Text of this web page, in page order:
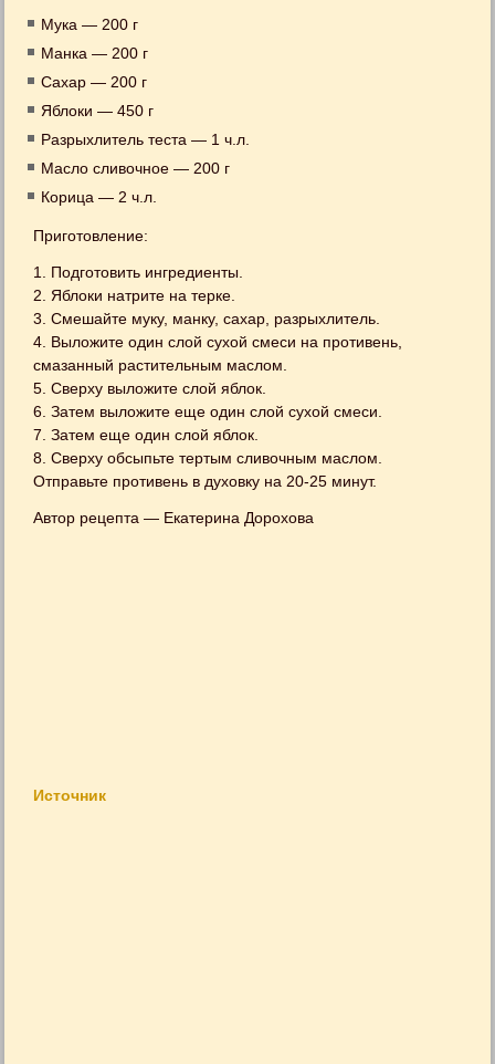
Мука — 200 г
Манка — 200 г
Сахар — 200 г
Яблоки — 450 г
Разрыхлитель теста — 1 ч.л.
Масло сливочное — 200 г
Корица — 2 ч.л.
Приготовление:
1. Подготовить ингредиенты.
2. Яблоки натрите на терке.
3. Смешайте муку, манку, сахар, разрыхлитель.
4. Выложите один слой сухой смеси на противень,
смазанный растительным маслом.
5. Сверху выложите слой яблок.
6. Затем выложите еще один слой сухой смеси.
7. Затем еще один слой яблок.
8. Сверху обсыпьте тертым сливочным маслом.
Отправьте противень в духовку на 20-25 минут.
Автор рецепта — Екатерина Дорохова
Источник